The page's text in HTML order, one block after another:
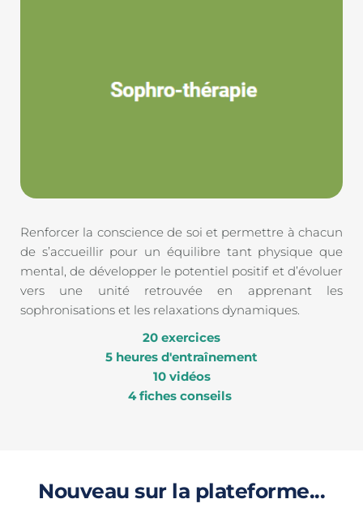
Renforcer la conscience de soi et permettre à chacun
de s’accueillir pour un équilibre tant physique que
mental, de développer le potentiel positif et d’évoluer
vers une unité retrouvée en apprenant les
sophronisations et les relaxations dynamiques.
20 exercices
5 heures d'entraînement
10 vidéos
4 fiches conseils
Nouveau sur la plateforme...